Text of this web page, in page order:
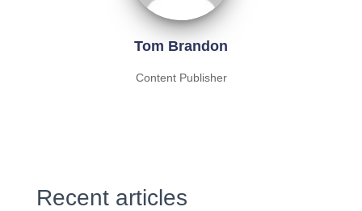
Tom Brandon
Content Publisher
Recent articles